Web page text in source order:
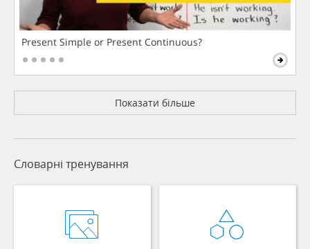
Present Simple or Present Continuous?
Показати більше
Словарні тренування